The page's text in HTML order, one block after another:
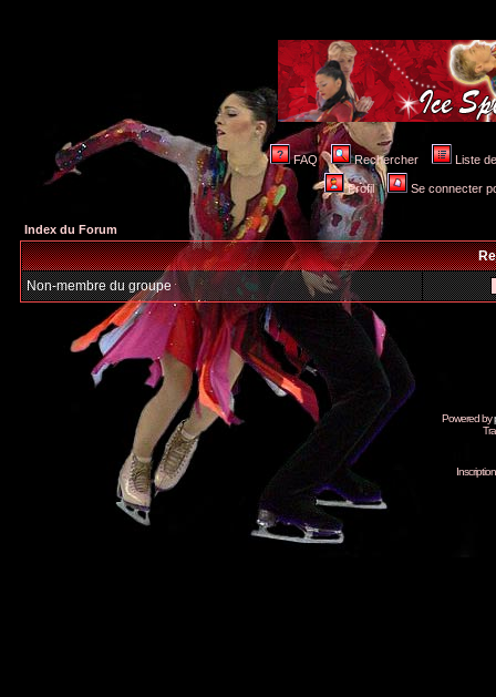
FAQ Rechercher Liste
Profil Se connecter
Index du Forum
Non-membre du groupe
Powered by